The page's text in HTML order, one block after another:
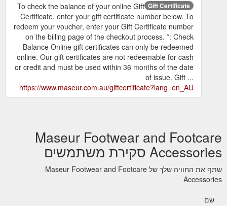
Gift Certificate
To check the balance of your online Gift
Certificate, enter your gift certificate number below. To
redeem your voucher, enter your Gift Certificate number
on the billing page of the checkout process. *: Check
Balance Online gift certificates can only be redeemed
online. Our gift certificates are not redeemable for cash
or credit and must be used within 36 months of the date
of issue. Gift ...
https://www.maseur.com.au/giftcertificate?lang=en_AU
Maseur Footwear and Footcare
Accessories סקירת משתמשים
שתף את החוויה שלך של Maseur Footwear and Footcare
Accessories
שם